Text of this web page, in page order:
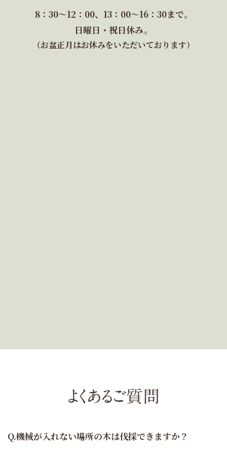
8：30～12：00、13：00～16：30まで。
日曜日・祝日休み。
（お盆正月はお休みをいただいております）
機械が入れない場所の木は伐採できますか？